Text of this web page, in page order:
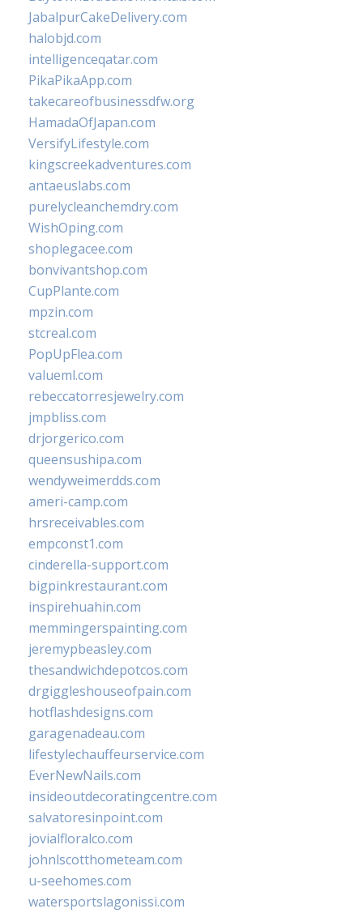
JabalpurCakeDelivery.com
halobjd.com
intelligenceqatar.com
PikaPikaApp.com
takecareofbusinessdfw.org
HamadaOfJapan.com
VersifyLifestyle.com
kingscreekadventures.com
antaeuslabs.com
purelycleanchemdry.com
WishOping.com
shoplegacee.com
bonvivantshop.com
CupPlante.com
mpzin.com
stcreal.com
PopUpFlea.com
valueml.com
rebeccatorresjewelry.com
jmpbliss.com
drjorgerico.com
queensushipa.com
wendyweimerdds.com
ameri-camp.com
hrsreceivables.com
empconst1.com
cinderella-support.com
bigpinkrestaurant.com
inspirehuahin.com
memmingerspainting.com
jeremypbeasley.com
thesandwichdepotcos.com
drgiggleshouseofpain.com
hotflashdesigns.com
garagenadeau.com
lifestylechauffeurservice.com
EverNewNails.com
insideoutdecoratingcentre.com
salvatoresinpoint.com
jovialfloralco.com
johnlscotthometeam.com
u-seehomes.com
watersportslagonissi.com